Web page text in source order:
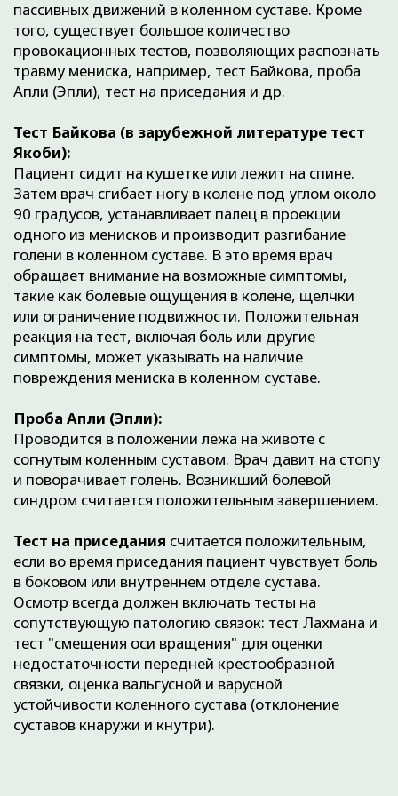
ОПЕРАТИВНОЕ
ЛЕЧЕНИЕ
В случаях, когда консервативное лечение
оказывается безуспешным или заведомо
малотравматичным артроскопическим
методом.
В хирургическом лечении повреждений
менисков приоритетной является
органосохраняющая тактика — шов мениска,
которая осуществляется на базе нашей
клиники малотравматичным способом с
применением артроскопии. К сожалению, не
каждое повреждение мениска можно сшить.
Существуют повреждения менисков, которые
не подлежат сшиванию. В таких случаях
производится резекция мениска (частичное
или полное удаление повреждённого рога
мениска), которая также осуществляется на
базе нашей клиники малотравматичным
КОНСЕРВАТИВНОЕ
ЛЕЧЕНИЕ
(БЕЗОПЕРАЦИОННОЕ)
Применяется комплексное лечение, включающее в
себя: иммобилизацию (в некоторых случаях),
локальную инъекционную терапию, физиотерапию,
противовоспалительную терапию.